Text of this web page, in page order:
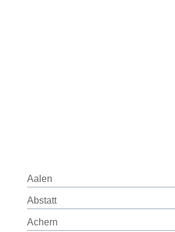
Aalen
Abstatt
Achern